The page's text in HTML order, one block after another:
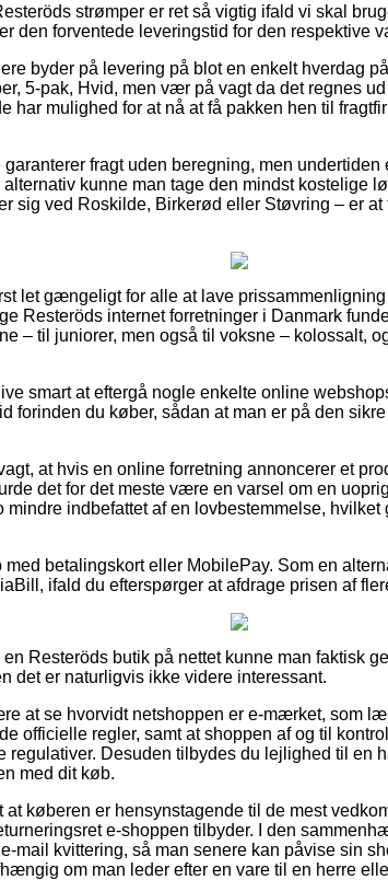
strømper er ret så vigtig ifald vi skal
den forventede leveringstid for den respektive
byder på levering på blot en enkelt hverdag
5-pak, Hvid, men vær på vagt da det regnes
har mulighed for at nå at få pakken hen til
fragt uden beregning, men
kunne man tage den mindst kostelige
sig ved Roskilde, Birkerød eller Støvring – er at
let gængeligt for alle at lave
Resteröds internet forretninger i Danmark
– til juniorer, men også til voksne – kolossalt,
smart at eftergå nogle enkelte online
forinden du køber, sådan at man er på den
at hvis en online forretning annoncerer et
det for det meste være en varsel om en
mindre indbefattet af en lovbestemmelse,
betalingskort eller MobilePay. Som en
ifald du efterspørger at afdrage prisen af
Resteröds butik på nettet kunne man faktisk
det er naturligvis ikke videre interessant.
at se hvorvidt netshoppen er e-mærket, som
officielle regler, samt at shoppen af og til
regulativer. Desuden tilbydes du lejlighed til en
med dit køb.
at køberen er hensynstagende til de mest
e-shoppen tilbyder. I den
mail kvittering, så man senere kan påvise sin
om man leder efter en vare til en herre